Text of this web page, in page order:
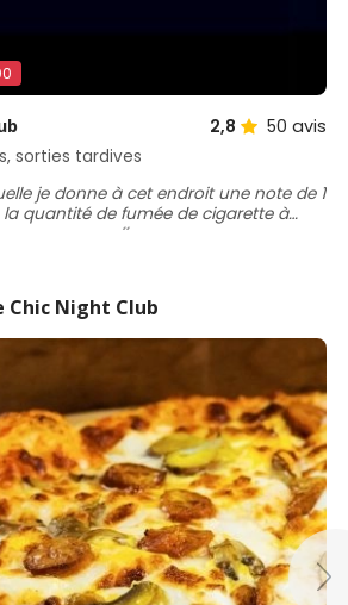
2,8 50 avis
sorties tardives
quantité de fumée de cigarette à
Chic Night Club